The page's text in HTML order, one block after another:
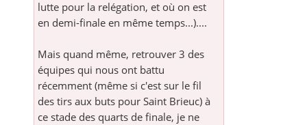
lutte pour la relégation, et où on est
en demi-finale en même temps...)....
Mais quand même, retrouver 3 des
équipes qui nous ont battu
récemment (même si c'est sur le fil
des tirs aux buts pour Saint Brieuc) à
ce stade des quarts de finale, je ne